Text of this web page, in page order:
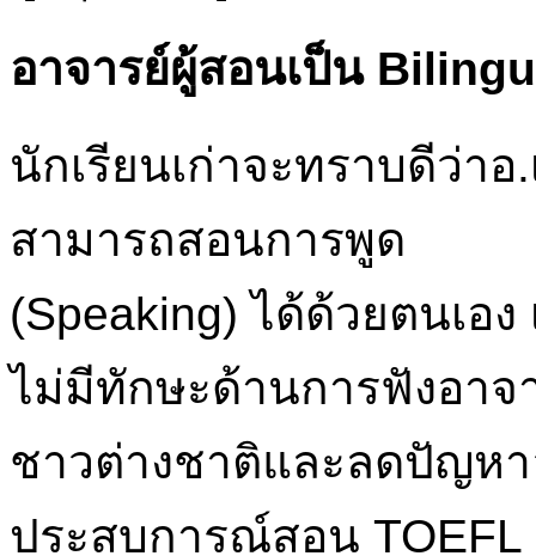
อาจารย์ผู้สอนเป็น
นักเรียนเก่าจะทราบดีว่า
สามารถสอนการพูด
(Speaking) ได้ด้วยตนเอ
ไม่มีทักษะด้านการฟังอาจ
ชาวต่างชาติและลดปัญห
ประสบการณ์สอน TOEFL